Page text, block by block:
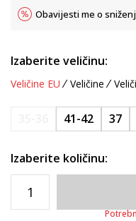
Obavijesti me o
Izaberite veličinu:
Veličine EU Veličine
41-42 37
Izaberite količinu: